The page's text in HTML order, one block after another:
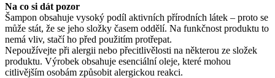
Na co si dát pozor
Šampon obsahuje vysoký podíl aktivních přírodních látek – proto se
může stát, že se jeho složky časem oddělí. Na funkčnost produktu to
nemá vliv, stačí ho před použitím protřepat.
Nepoužívejte při alergii nebo přecitlivělosti na některou ze složek
produktu. Výrobek obsahuje esenciální oleje, které mohou
citlivějším osobám způsobit alergickou reakci.